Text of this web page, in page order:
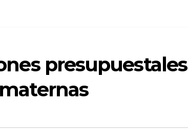
presupuestales